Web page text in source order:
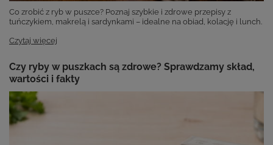
Co zrobić z ryb w puszce? Poznaj szybkie i zdrowe przepisy z
tuńczykiem, makrelą i sardynkami – idealne na obiad, kolację i lunch.
Czytaj więcej
Czy ryby w puszkach są zdrowe? Sprawdzamy skład,
wartości i fakty